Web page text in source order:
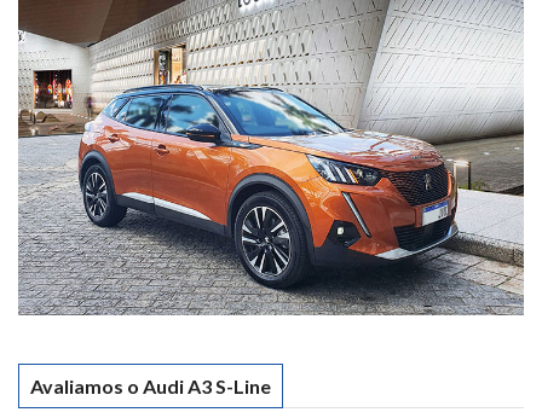
Avaliamos o Audi A3 S-Line